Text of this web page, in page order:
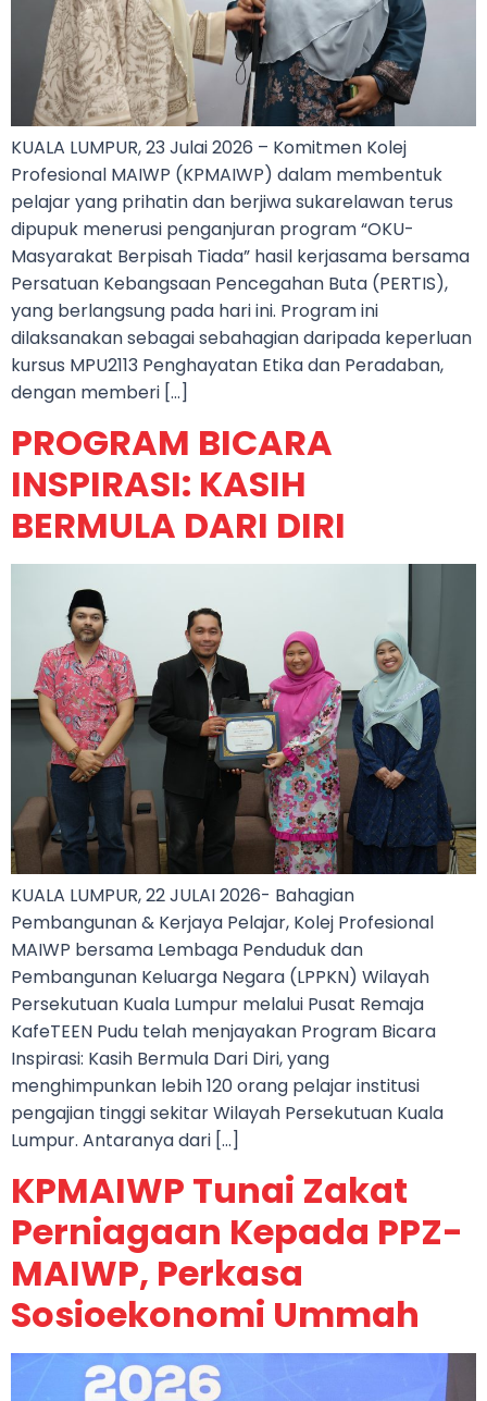
KUALA LUMPUR, 23 Julai 2026 – Komitmen Kolej
Profesional MAIWP (KPMAIWP) dalam membentuk
pelajar yang prihatin dan berjiwa sukarelawan terus
dipupuk menerusi penganjuran program “OKU-
Masyarakat Berpisah Tiada” hasil kerjasama bersama
Persatuan Kebangsaan Pencegahan Buta (PERTIS),
yang berlangsung pada hari ini. Program ini
dilaksanakan sebagai sebahagian daripada keperluan
kursus MPU2113 Penghayatan Etika dan Peradaban,
dengan memberi […]
PROGRAM BICARA
INSPIRASI: KASIH
BERMULA DARI DIRI
KUALA LUMPUR, 22 JULAI 2026- Bahagian
Pembangunan & Kerjaya Pelajar, Kolej Profesional
MAIWP bersama Lembaga Penduduk dan
Pembangunan Keluarga Negara (LPPKN) Wilayah
Persekutuan Kuala Lumpur melalui Pusat Remaja
KafeTEEN Pudu telah menjayakan Program Bicara
Inspirasi: Kasih Bermula Dari Diri, yang
menghimpunkan lebih 120 orang pelajar institusi
pengajian tinggi sekitar Wilayah Persekutuan Kuala
Lumpur. Antaranya dari […]
KPMAIWP Tunai Zakat
Perniagaan Kepada PPZ-
MAIWP, Perkasa
Sosioekonomi Ummah